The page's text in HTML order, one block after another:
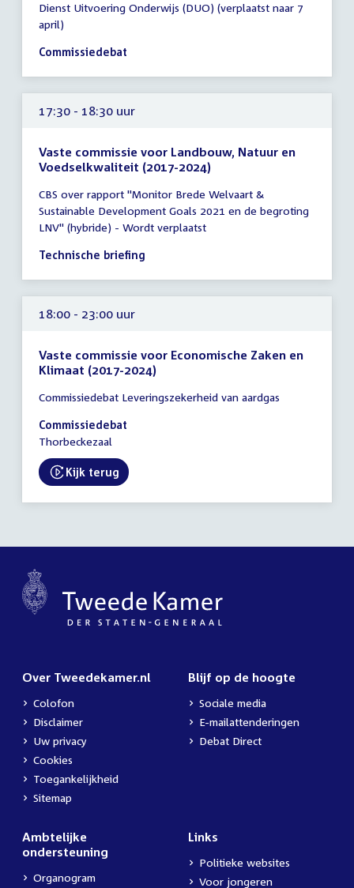
vergadering
17:00
-
uur
Dienst Uitvoering Onderwijs (DUO) (verplaatst naar 7
april)
Commissiedebat
17:30 - 18:30 uur
Vaste commissie voor Landbouw, Natuur en
Voedselkwaliteit (2017-2024)
vergadering
17:30
-
18:30
CBS over rapport "Monitor Brede Welvaart &
Sustainable Development Goals 2021 en de begroting
LNV" (hybride) - Wordt verplaatst
Technische briefing
18:00 - 23:00 uur
Vaste commissie voor Economische Zaken en
Klimaat (2017-2024)
vergadering
18:00
-
uur
Commissiedebat Leveringszekerheid van aardgas
Commissiedebat
Thorbeckezaal
External link:
Kijk terug
Over Tweedekamer.nl
Colofon
Disclaimer
Uw privacy
Cookies
Toegankelijkheid
Sitemap
Blijf op de hoogte
Sociale media
E-mailattenderingen
Debat Direct
Ambtelijke
ondersteuning
Organogram
Links
Politieke websites
Voor jongeren